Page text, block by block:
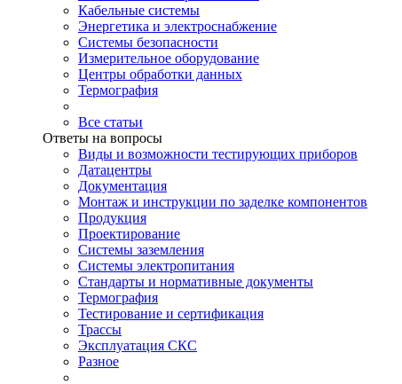
Кабельные системы
Энергетика и электроснабжение
Системы безопасности
Измерительное оборудование
Центры обработки данных
Термография
Все статьи
Ответы на вопросы
Виды и возможности тестирующих приборов
Датацентры
Документация
Монтаж и инструкции по заделке компонентов
Продукция
Проектирование
Системы заземления
Системы электропитания
Стандарты и нормативные документы
Термография
Тестирование и сертификация
Трассы
Эксплуатация СКС
Разное